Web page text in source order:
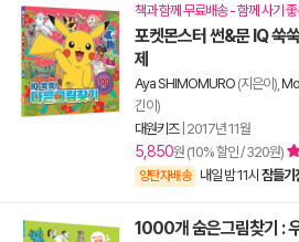
책과 함께 무료배송 - 함께 사기
포켓몬스터 썬&문 IQ 쑥
제
Aya SHIMOMURO (지은이),
긴이)
대원키즈| 2017년 11월
5,850원 (10% 할인 / 320원)
양탄자배송 내일 밤 11시 잠들기
1000개 숨은그림찾기 :